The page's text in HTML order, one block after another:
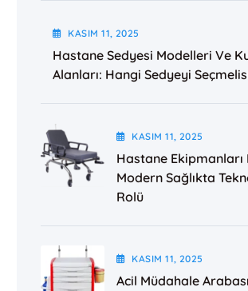
KASIM11, 2025
Hastane Sedyesi Modelleri Ve
Alanları: Hangi Sedyeyi
KASIM11, 2025
Hastane
Modern Sağlıkta
Rolü
KASIM11, 2025
Acil Müdahale